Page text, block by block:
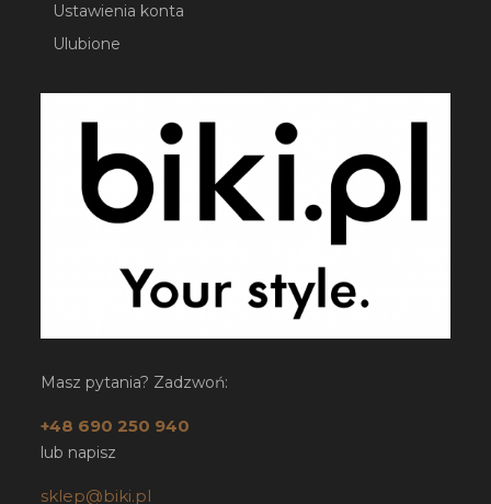
Ustawienia konta
Ulubione
Masz pytania? Zadzwoń:
+48 690 250 940
lub napisz
sklep@biki.pl